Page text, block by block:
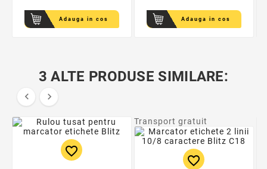
Adauga in cos Adauga in cos
3 ALTE PRODUSE SIMILARE:
 
favorite_border
Transport gratuit
favorite_border